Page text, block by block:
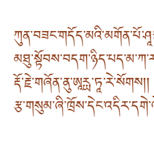
རྡོ་རྗེ་གཞོན་ནུ་ཨཱརྻ་ཏཱ་རེ་སོགས། །